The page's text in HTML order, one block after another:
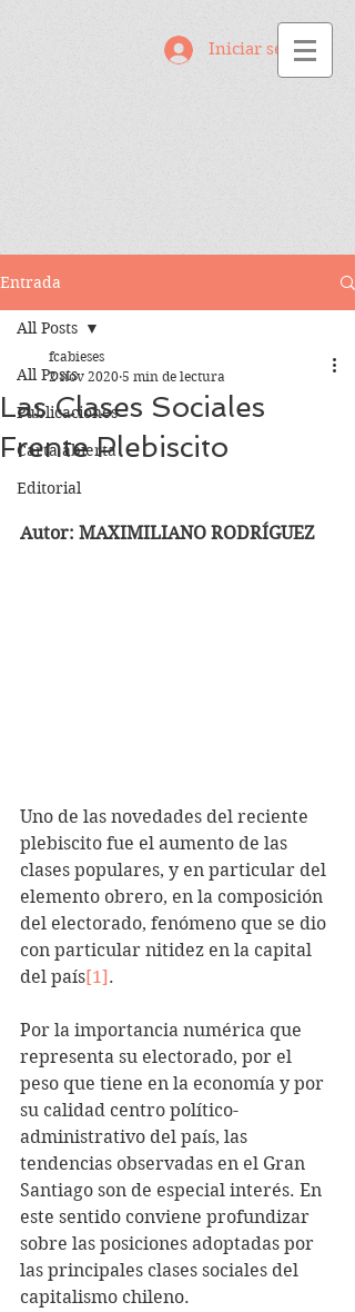
Iniciar sesión
Entrada
All Posts
Publicaciones
Carta abierta
Editorial
All Posts
Las Clases Sociales
Frente Plebiscito
fcabieses
2 nov 2020 5 min de lectura
Autor: MAXIMILIANO RODRÍGUEZ
Uno de las novedades del reciente
plebiscito fue el aumento de las
clases populares, y en particular del
elemento obrero, en la composición
del electorado, fenómeno que se dio
con particular nitidez en la capital
del país[1].
Por la importancia numérica que
representa su electorado, por el
peso que tiene en la economía y por
su calidad centro político-
administrativo del país, las
tendencias observadas en el Gran
Santiago son de especial interés. En
este sentido conviene profundizar
sobre las posiciones adoptadas por
las principales clases sociales del
capitalismo chileno.